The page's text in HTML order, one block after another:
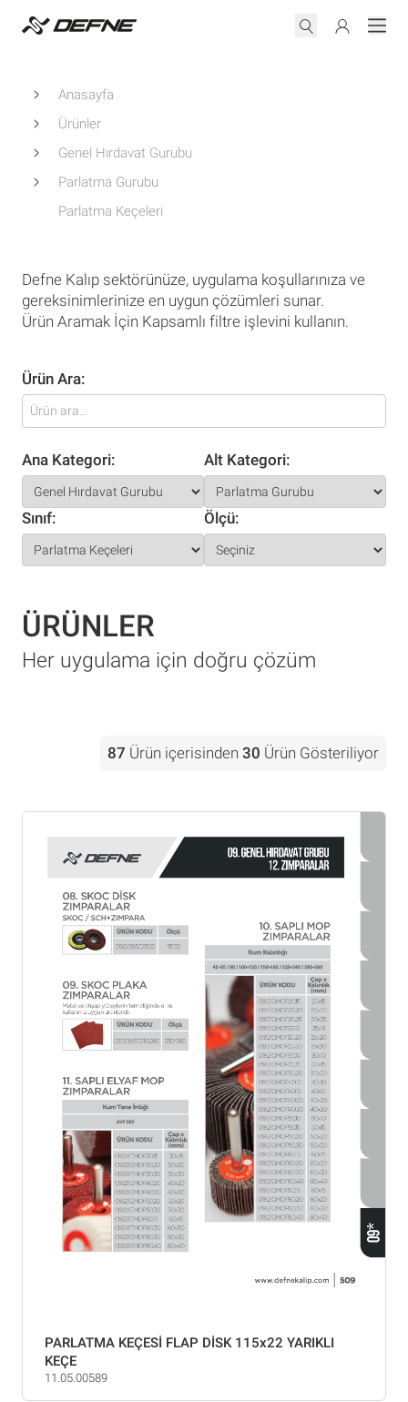
Anasayfa
Ürünler
Genel Hırdavat Gurubu
Parlatma Gurubu
Parlatma Keçeleri
Defne Kalıp sektörünüze, uygulama koşullarınıza ve
gereksinimlerinize en uygun çözümleri sunar.
Ürün Aramak İçin Kapsamlı filtre işlevini kullanın.
Ürün Ara:
Ana Kategori: Alt Kategori:
Sınıf: Ölçü:
ÜRÜNLER
Her uygulama için doğru çözüm
87 Ürün içerisinden 30 Ürün Gösteriliyor
PARLATMA KEÇESİ FLAP DİSK 115x22 YARIKLI
KEÇE
11.05.00589